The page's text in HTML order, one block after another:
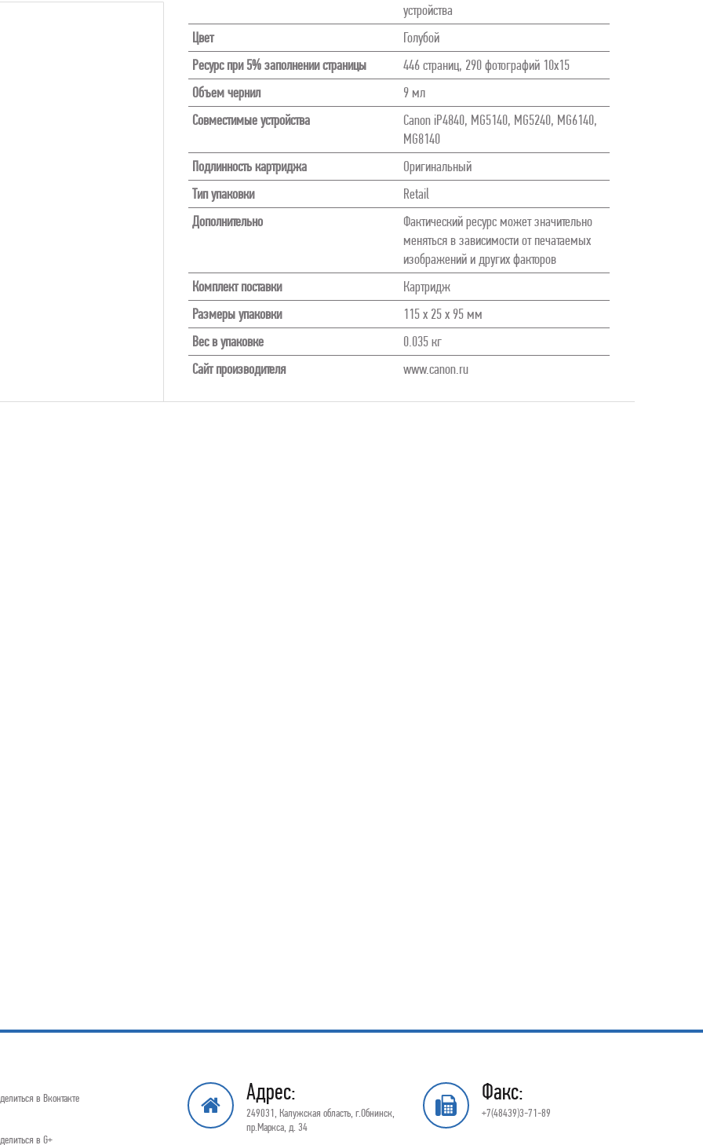
устройства
Цвет
Голубой
Ресурс при 5% заполнении страницы
446 страниц, 290 фотографий 10х15
Объем чернил
9 мл
Совместимые устройства
Canon iP4840, MG5140, MG5240, MG6140,
MG8140
Подлинность картриджа
Оригинальный
Тип упаковки
Retail
Дополнительно
Фактический ресурс может значительно
меняться в зависимости от печатаемых
изображений и других факторов
Комплект поставки
Картридж
Размеры упаковки
115 x 25 x 95 мм
Вес в упаковке
0.035 кг
Сайт производителя
www.canon.ru
в Вконтакте
в G+
Адрес:
249031, Калужская область, г.Обнинск,
пр.Маркса, д. 34
Факс:
+7(48439)3-71-89